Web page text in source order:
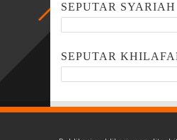
SEPUTAR SYARIAH
SEPUTAR